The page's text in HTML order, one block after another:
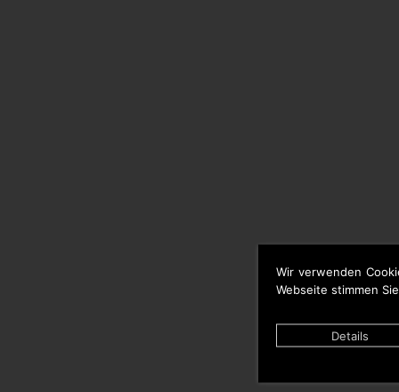
Wir verwenden
Webseite stimmen
Details